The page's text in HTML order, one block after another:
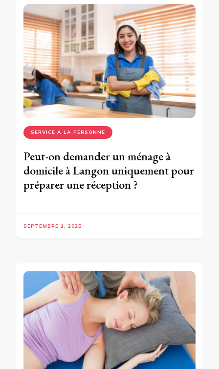
SERVICE A LA PERSONNE
Peut-on demander un ménage à
domicile à Langon uniquement pour
préparer une réception ?
SEPTEMBRE 1, 2025